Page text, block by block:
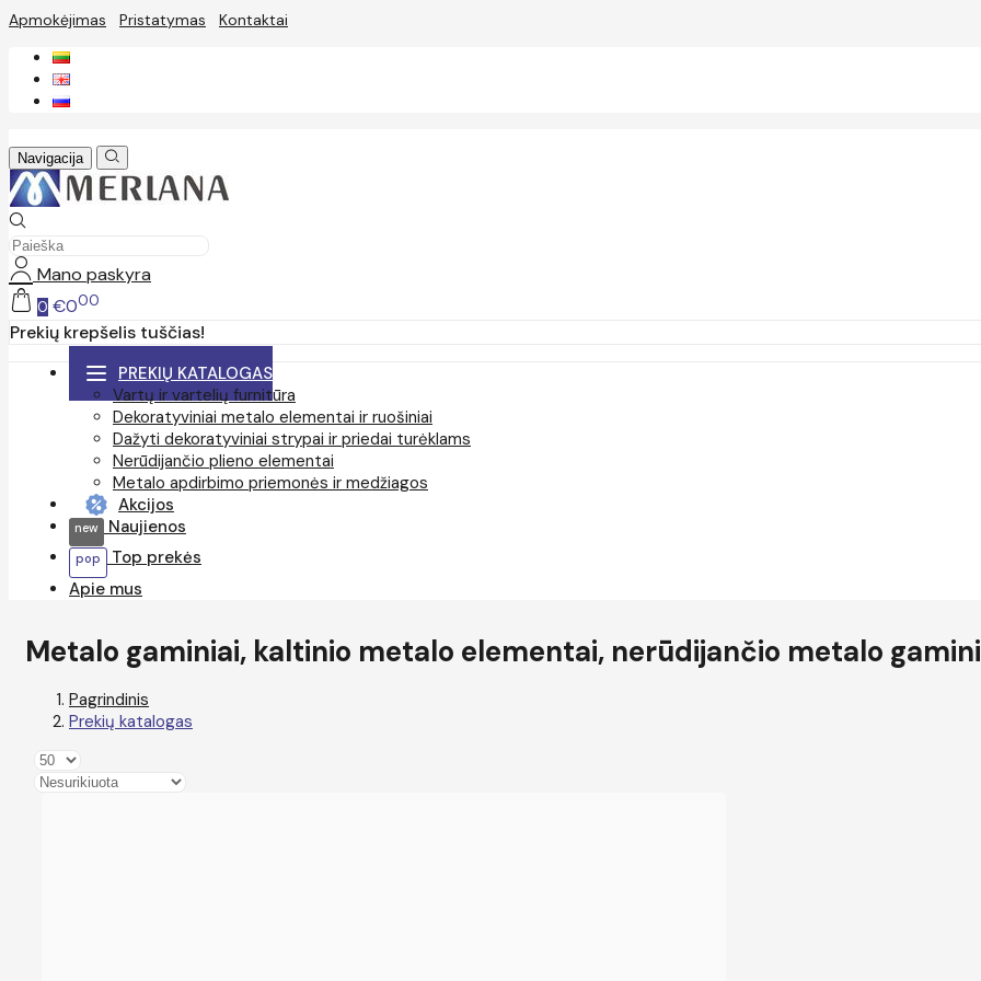
Apmokėjimas Pristatymas Kontaktai
Navigacija
Mano paskyra
0 €000
Prekių krepšelis tuščias!
PREKIŲ KATALOGAS
Vartų ir vartelių furnitūra
Dekoratyviniai metalo elementai ir ruošiniai
Dažyti dekoratyviniai strypai ir priedai turėklams
Nerūdijančio plieno elementai
Metalo apdirbimo priemonės ir medžiagos
Akcijos
Naujienos
Top prekės
Apie mus
Metalo gaminiai, kaltinio metalo elementai, nerūdijančio metalo
Pagrindinis
Prekių katalogas